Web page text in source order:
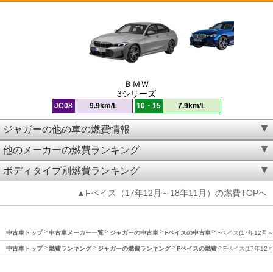
ＢＭＷ
3シリーズ
JC08 9.9km/L 10・15 7.9km/L
ジャガーの他の車の燃費情報
他のメーカーの燃費ランキング
ボディタイプ別燃費ランキング
▲Fペイス（17年12月～18年11月）の燃費TOPへ
中古車トップ 中古車メーカー一覧 ジャガーの中古車 Fペイスの中古車 Fペイス(17年12月
中古車トップ 燃費ランキング ジャガーの燃費ランキング Fペイスの燃費 Fペイス(17年12